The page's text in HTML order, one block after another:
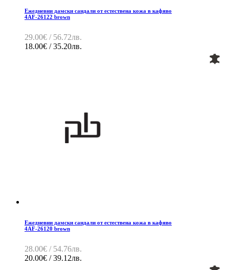
Ежедневни дамски сандали от естествена кожа в кафяво
4AF-26122 brown
29.00€ / 56.72лв.
18.00€ / 35.20лв.
Ежедневни дамски сандали от естествена кожа в кафяво
4AF-26120 brown
28.00€ / 54.76лв.
20.00€ / 39.12лв.